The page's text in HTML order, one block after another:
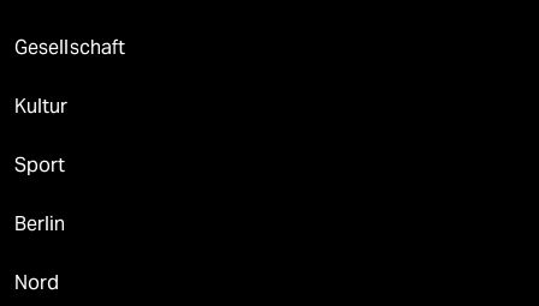
Gesellschaft
Kultur
Sport
Berlin
Nord